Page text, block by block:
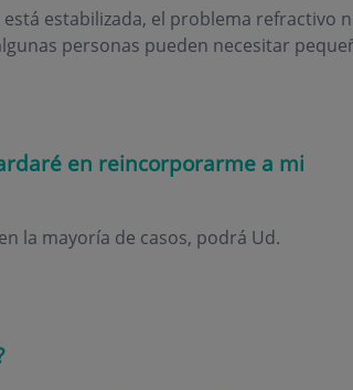
estabilizada, el problema refractivo
personas pueden necesitar
en reincorporarme a mi
la mayoría de casos, podrá Ud.